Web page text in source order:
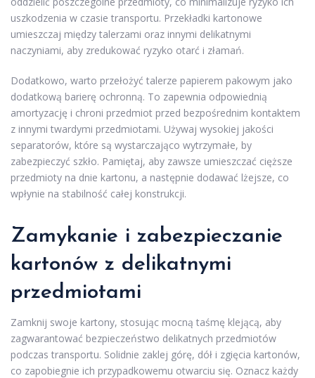
uszkodzenia w czasie transportu. Przekładki kartonowe
umieszczaj między talerzami oraz innymi delikatnymi
naczyniami, aby zredukować ryzyko otarć i złamań.
Dodatkowo, warto przełożyć talerze papierem pakowym jako
dodatkową barierę ochronną. To zapewnia odpowiednią
amortyzację i chroni przedmiot przed bezpośrednim kontaktem
z innymi twardymi przedmiotami. Używaj wysokiej jakości
separatorów, które są wystarczająco wytrzymałe, by
zabezpieczyć szkło. Pamiętaj, aby zawsze umieszczać cięższe
przedmioty na dnie kartonu, a następnie dodawać lżejsze, co
wpłynie na stabilność całej konstrukcji.
Zamykanie i zabezpieczanie
kartonów z delikatnymi
przedmiotami
Zamknij swoje kartony, stosując mocną taśmę klejącą, aby
zagwarantować bezpieczeństwo delikatnych przedmiotów
podczas transportu. Solidnie zaklej górę, dół i zgięcia kartonów,
co zapobiegnie ich przypadkowemu otwarciu się. Oznacz każdy